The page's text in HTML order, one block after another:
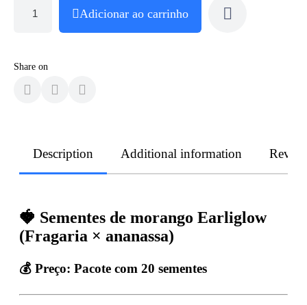
Adicionar ao carrinho
Share on
Description Additional information
🍓 Sementes de morango Earliglow
(Fragaria × ananassa)
💰 Preço: Pacote com 20 sementes